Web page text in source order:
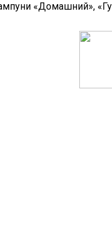
«Домашний»,